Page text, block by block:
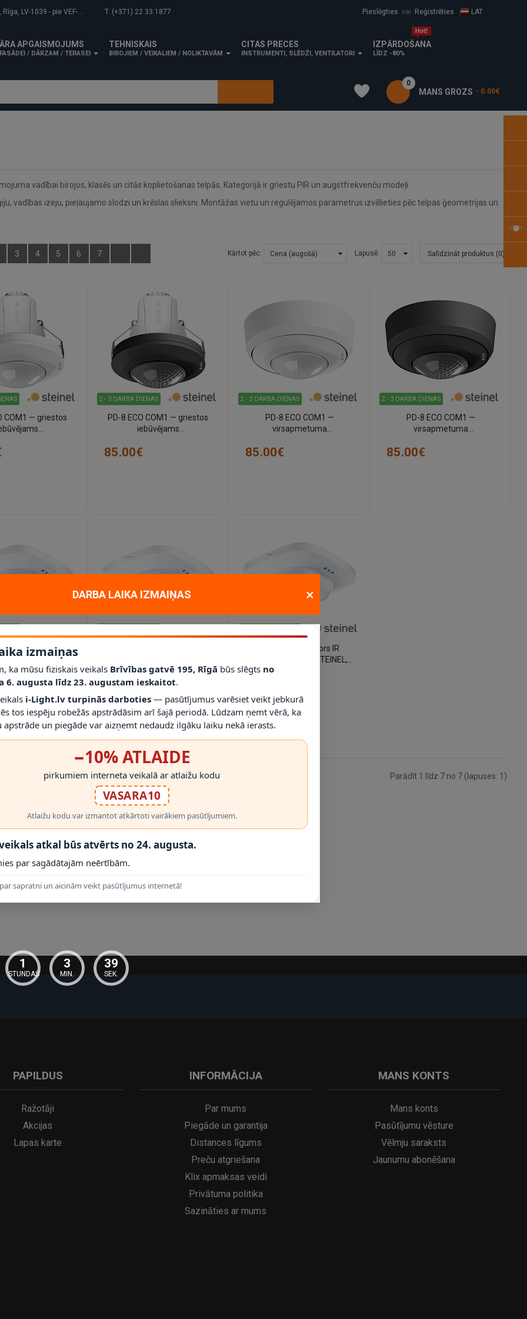
1039 - pie VEF-Gaisa tilta. T. (+371) 22 33 1877 Pieslēgties vai Reģistrēties LAT
ĀRA APGAISMOJUMS
FASĀDEI / DĀRZAM / TERASEI
TEHNISKAIS
BIROJIEM / VEIKALIEM / NOLIKTAVĀM
CITAS PRECES
INSTRUMENTI, SLĒDŽI, VENTILATORI
IZPĀRDOŠANA
LĪDZ -80%
MANS GROZS
0
- 0.00€
vadībai birojos, klasēs un citās koplietošanas telpās. Kategorijā ir griestu PIR un augstfrekvenču modeļi.
vadības izeju, pieļaujamo slodzi un krēslas slieksni. Montāžas vietu un regulējamos parametrus izvēlieties pēc telpas ģeometrijas un
3 4 5 6 7 Kārtot pēc: Lapusē: Salīdzināt produktus (0)
COM1 — griestos
(STEINEL)
2 - 3 DARBA DIENAS
PD-8 ECO COM1 — griestos
iebūvējams
(melns) (STEINEL)
85.00€
2 - 3 DARBA DIENAS
PD-8 ECO COM1 —
virsapmetuma
(balts, IP54) (STEINEL)
85.00€
2 - 3 DARBA DIENAS
PD-8 ECO COM1 —
virsapmetuma
(melns, IP54) (STEINEL)
85.00€
sensors IR
sensors max. 12m - HF 360 -
5 gadu garantija - STEINEL
119.00€
Klātbūtnes sensors IR
Quattro HD 24m, STEINEL,
Parādīt 1 līdz 7 no 7 (lapuses: 1)
PAPILDUS
Ražotāji
Akcijas
Lapas karte
INFORMĀCIJA
Par mums
Piegāde un garantija
Distances līgums
Preču atgriešana
Klix apmaksas veidi
Privātuma politika
Sazināties ar mums
MANS KONTS
Mans konts
Pasūtījumu vēsture
Vēlmju saraksts
Jaunumu abonēšana
DARBA LAIKA IZMAIŅAS ×
izmaiņas
ka mūsu fiziskais veikals Brīvības gatvē 195, Rīgā būs slēgts no
6. augusta līdz 23. augustam ieskaitot.
i-Light.lv turpinās darboties — pasūtījumus varēsiet veikt jebkurā
tos iespēju robežās apstrādāsim arī šajā periodā. Lūdzam ņemt vērā, ka
apstrāde un piegāde var aizņemt nedaudz ilgāku laiku nekā ierasts.
−10% ATLAIDE
pirkumiem interneta veikalā ar atlaižu kodu
VASARA10
Atlaižu kodu var izmantot atkārtoti vairākiem pasūtījumiem.
atkal būs atvērts no 24. augusta.
par sagādātajām neērtībām.
sapratni un aicinām veikt pasūtījumus internetā!
1
STUNDAS
3
MIN.
39
SEK.